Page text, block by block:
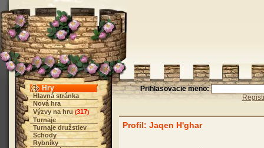
Hry
Hlavná stránka
Nová hra
Výzvy na hru (317)
Turnaje
Turnaje družstiev
Schody
Rybníky
Prihlasovacie meno:
Profil: Jaqen H'ghar